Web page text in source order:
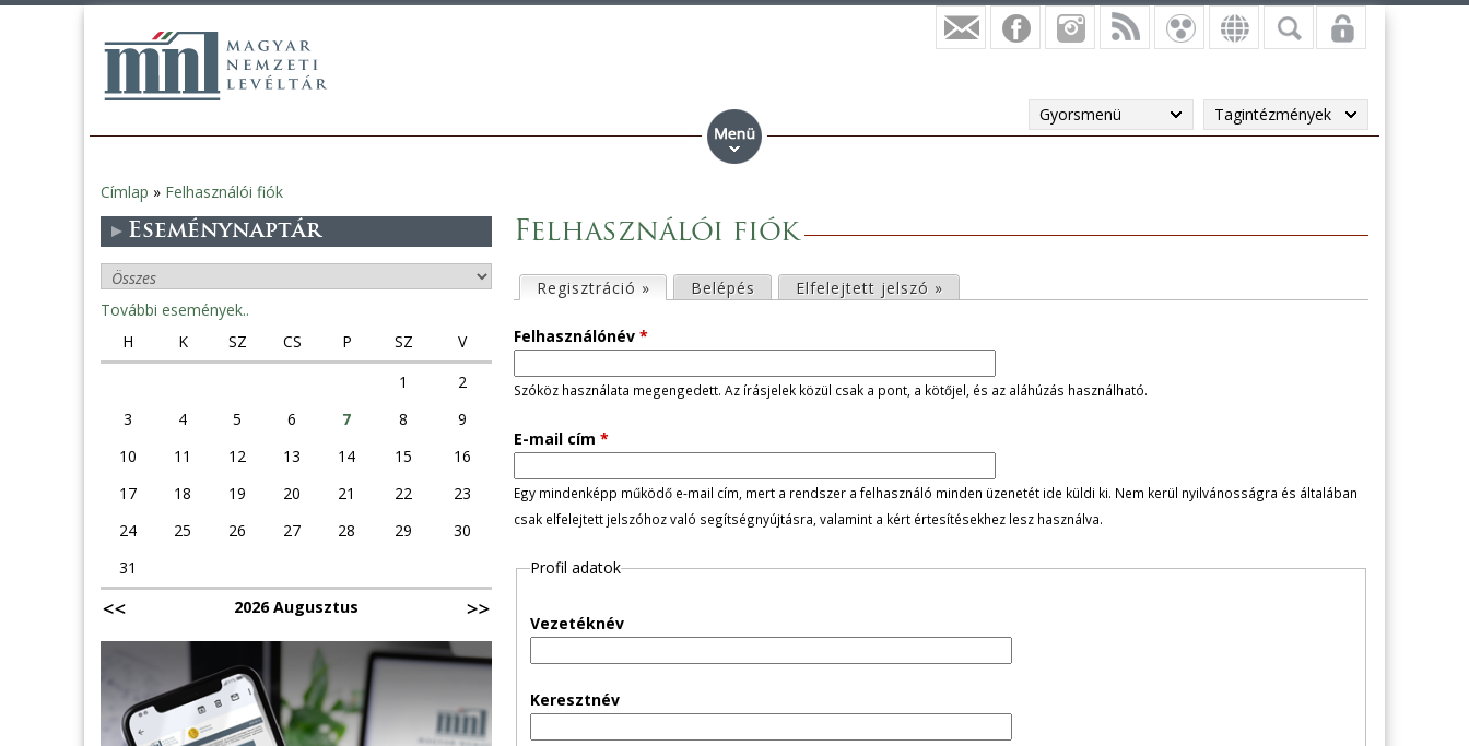
Gyorsmenü Tagintézmények
Jelenlegi
hely
Címlap » Felhasználói fiók
Felhasználói fiók
l
s
ő
d
l
e
Regisztráció » (aktív fül)
Belépés Elfelejtett jelszó »
Felhasználónév *
Szóköz használata megengedett. Az írásjelek közül csak a pont, a kötőjel, és az aláhúzás használható.
E-mail cím *
Egy mindenképp működő e-mail cím, mert a rendszer a felhasználó minden üzenetét ide küldi ki. Nem kerül nyilvánosságra és általában
csak elfelejtett jelszóhoz való segítségnyújtásra, valamint a kért értesítésekhez lesz használva.
Profil adatok
Vezetéknév
Keresztnév
Eseménynaptár
További események..
H
K SZ CS P SZ
V
1
2
3
4 5 6 7 8
9
10
11 12 13 14 15
16
17
18 19 20 21 22
23
24
25 26 27 28 29
30
31
2026 Augusztus